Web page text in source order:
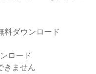
料ダウンロード
ロード
きません